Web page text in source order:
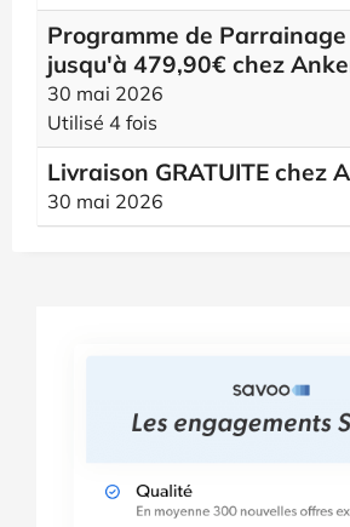
Programme de
jusqu'à 479,90€ chez
30 mai 2026
Utilisé 4 fois
Livraison GRATUITE chez
30 mai 2026